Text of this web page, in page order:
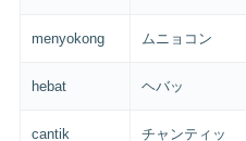
menyokong ムニョコン
hebat ヘバッ
cantik チャンティッ